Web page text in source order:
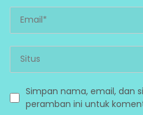
Simpan nama, email, dan
peramban ini untuk